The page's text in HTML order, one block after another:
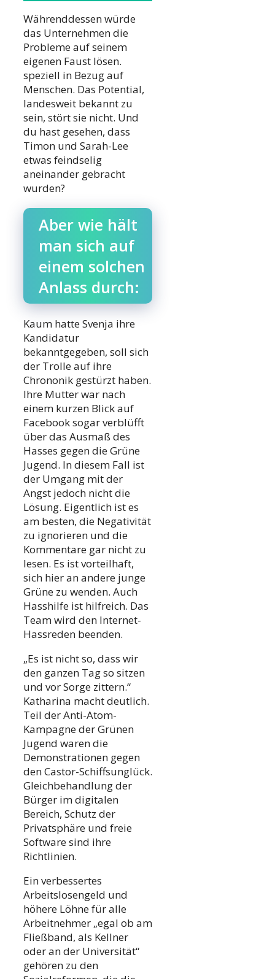
Währenddessen würde
das Unternehmen die
Probleme auf seinem
eigenen Faust lösen.
speziell in Bezug auf
Menschen. Das Potential,
landesweit bekannt zu
sein, stört sie nicht. Und
du hast gesehen, dass
Timon und Sarah-Lee
etwas feindselig
aneinander gebracht
wurden?
Aber wie hält
man sich auf
einem solchen
Anlass durch:
Kaum hatte Svenja ihre
Kandidatur
bekanntgegeben, soll sich
der Trolle auf ihre
Chrononik gestürzt haben.
Ihre Mutter war nach
einem kurzen Blick auf
Facebook sogar verblüfft
über das Ausmaß des
Hasses gegen die Grüne
Jugend. In diesem Fall ist
der Umgang mit der
Angst jedoch nicht die
Lösung. Eigentlich ist es
am besten, die Negativität
zu ignorieren und die
Kommentare gar nicht zu
lesen. Es ist vorteilhaft,
sich hier an andere junge
Grüne zu wenden. Auch
Hasshilfe ist hilfreich. Das
Team wird den Internet-
Hassreden beenden.
„Es ist nicht so, dass wir
den ganzen Tag so sitzen
und vor Sorge zittern.“
Katharina macht deutlich.
Teil der Anti-Atom-
Kampagne der Grünen
Jugend waren die
Demonstrationen gegen
den Castor-Schiffsunglück.
Gleichbehandlung der
Bürger im digitalen
Bereich, Schutz der
Privatsphäre und freie
Software sind ihre
Richtlinien.
Ein verbessertes
Arbeitslosengeld und
höhere Löhne für alle
Arbeitnehmer „egal ob am
Fließband, als Kellner
oder an der Universität“
gehören zu den